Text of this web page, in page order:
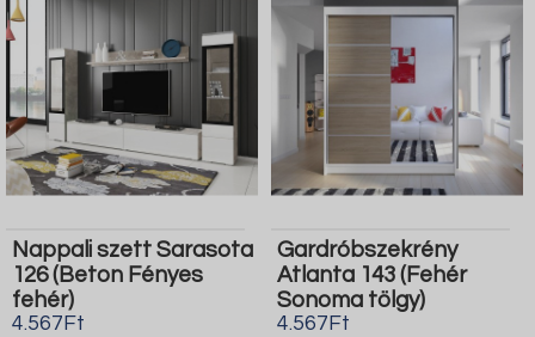
Nappali szett Sarasota
126 (Beton Fényes
fehér)
4.567Ft
Gardróbszekrény
Atlanta 143 (Fehér
Sonoma tölgy)
4.567Ft